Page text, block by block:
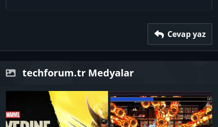
Cevap yaz
techforum.tr Medyalar